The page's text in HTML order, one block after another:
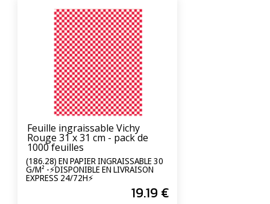
Feuille ingraissable Vichy
Rouge 31 x 31 cm - pack de
1000 feuilles
(186.28) EN PAPIER INGRAISSABLE 30
G/M² -⚡DISPONIBLE EN LIVRAISON
EXPRESS 24/72H⚡
19.19 €